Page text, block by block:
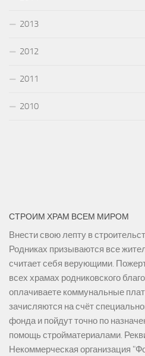
2013
2012
2011
2010
СТРОИМ ХРАМ ВСЕМ МИРОМ
Внести свою лепту в
Родниках призываются все
считает себя верующими.
всех храмах родниковского
оплачиваете коммунальные
зачисляются на счёт
фонда и пойдут точно по
помощь стройматериалами.
Некоммерческая организация